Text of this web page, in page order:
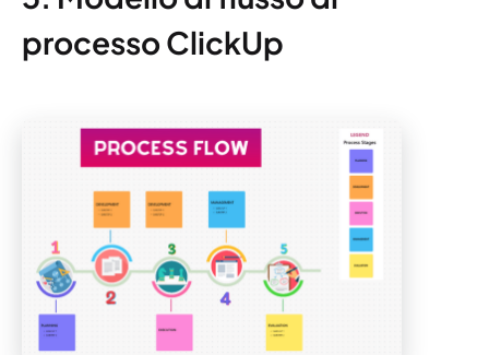
processo ClickUp